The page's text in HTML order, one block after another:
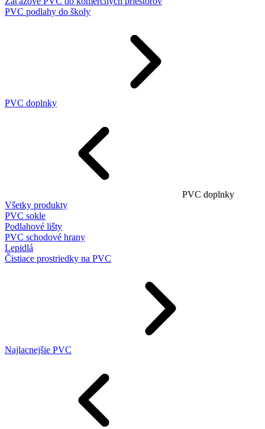
PVC podlahy do školy
PVC doplnky
PVC doplnky
Všetky produkty
PVC sokle
Podlahové lišty
PVC schodové hrany
Lepidlá
Čistiace prostriedky na PVC
Najlacnejšie PVC